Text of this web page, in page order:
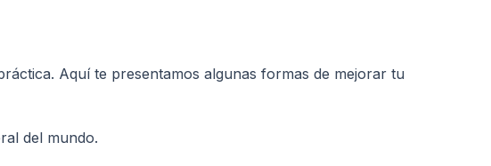
Aquí te presentamos algunas formas de mejorar tu
del mundo.